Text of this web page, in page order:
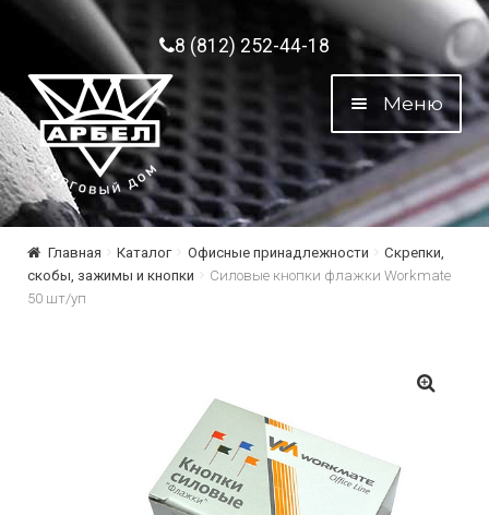
Перейти к навигации
Перейти к содержимому8 (812) 252-44-18
Меню
Главная Каталог Офисные принадлежности
Скрепки,
скобы, зажимы и кнопки
Силовые кнопки флажки Workmate
50 шт/уп